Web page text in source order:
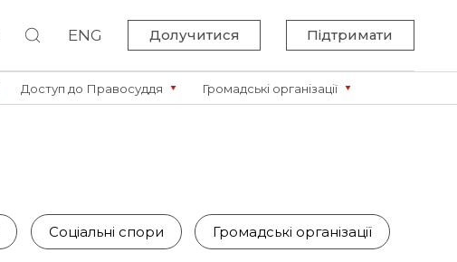
ENG Долучитися Підтримати
Доступ до Правосуддя Громадські організації
Соціальні спори Громадські організації